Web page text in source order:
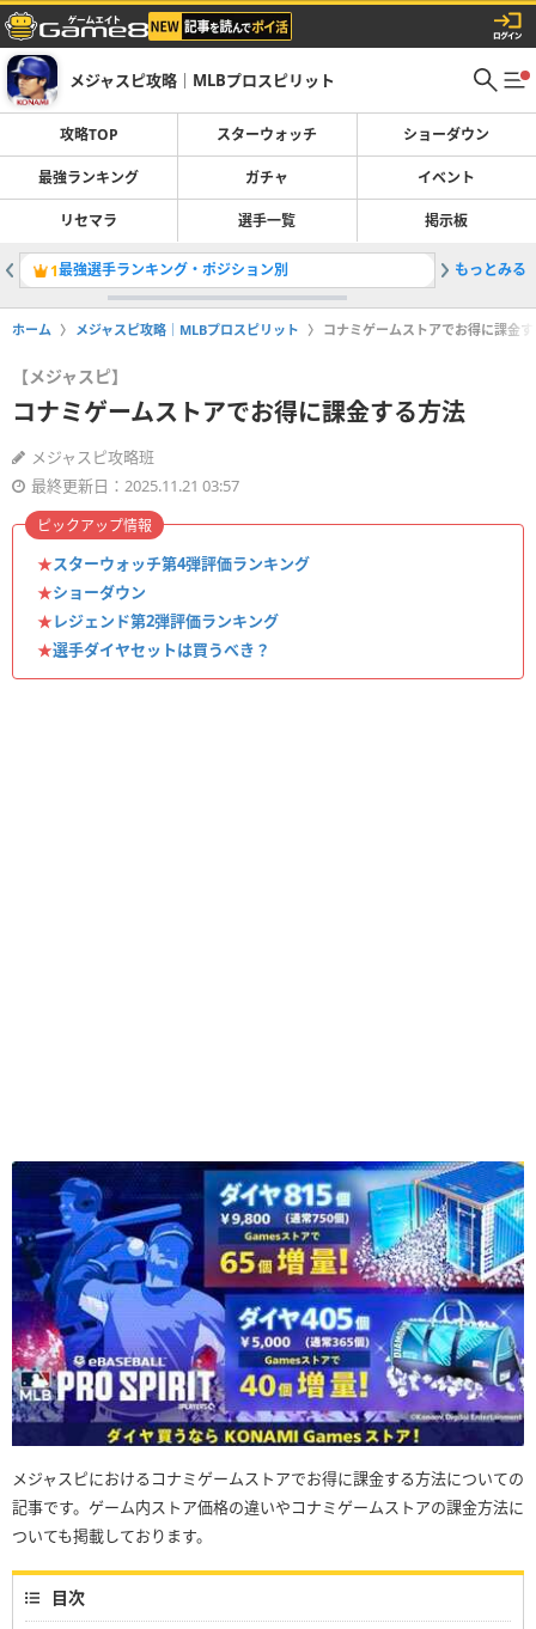
メジャスピ攻略｜MLBプロスピリット
攻略TOP スターウォッチ ショーダウン
最強ランキング ガチャ イベント
リセマラ 選手一覧 掲示板
1最強選手ランキング・ポジション別 2自チー
もっとみる
ホーム メジャスピ攻略｜MLBプロスピリット コナミゲームストアでお得に課金
【メジャスピ】
コナミゲームストアでお得に課金する方法
メジャスピ攻略班
最終更新日：2025.11.21 03:57
★スターウォッチ第4弾評価ランキング
★ショーダウン
★レジェンド第2弾評価ランキング
★選手ダイヤセットは買うべき？
ピックアップ情報
メジャスピにおけるコナミゲームストアでお得に課金する方法についての
記事です。ゲーム内ストア価格の違いやコナミゲームストアの課金方法に
ついても掲載しております。
目次